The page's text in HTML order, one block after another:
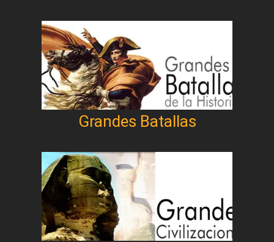
Grandes Batallas